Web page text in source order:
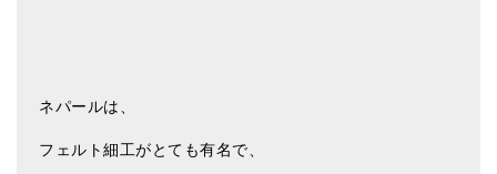
ネパールは、
フェルト細工がとても有名で、